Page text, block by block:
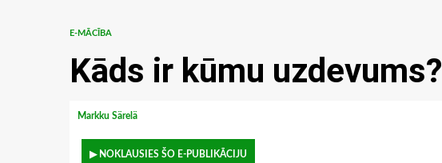
E-MĀCĪBA
Kāds ir kūmu uzdevums?
Markku Särelä
▶ NOKLAUSIES ŠO E-PUBLIKĀCIJU